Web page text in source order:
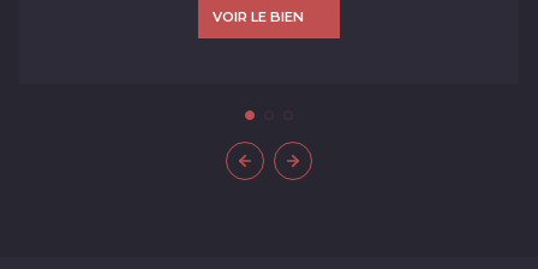
VOIR LE BIEN